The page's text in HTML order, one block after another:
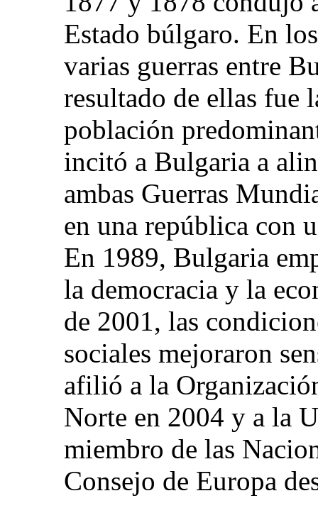
Estado búlgaro. En
varias guerras entre
resultado de ellas fue
población
incitó a Bulgaria a
ambas Guerras
en una república con
En 1989, Bulgaria
la democracia y la
de 2001, las
sociales mejoraron
afilió a la
Norte en 2004 y a la
miembro de las
Consejo de Europa